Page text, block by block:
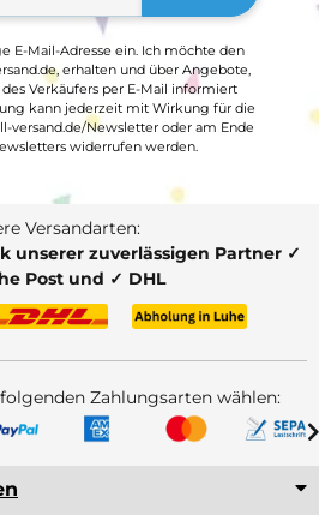
E-Mail-Adresse ein. Ich möchte den
erhalten und über Angebote,
Verkäufers per E-Mail informiert
kann jederzeit mit Wirkung für die
versand.de/Newsletter oder am Ende
widerrufen werden.
Versandarten:
unserer zuverlässigen Partner ✓
Post und ✓ DHL
Zahlungsarten wählen: